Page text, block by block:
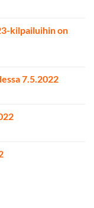
kilpailuihin on
7.5.2022